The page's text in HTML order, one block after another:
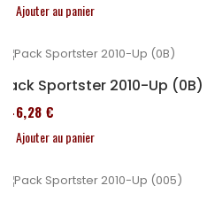
Ajouter au panier
Pack Sportster 2010-Up (0B)
246,28 €
Ajouter au panier